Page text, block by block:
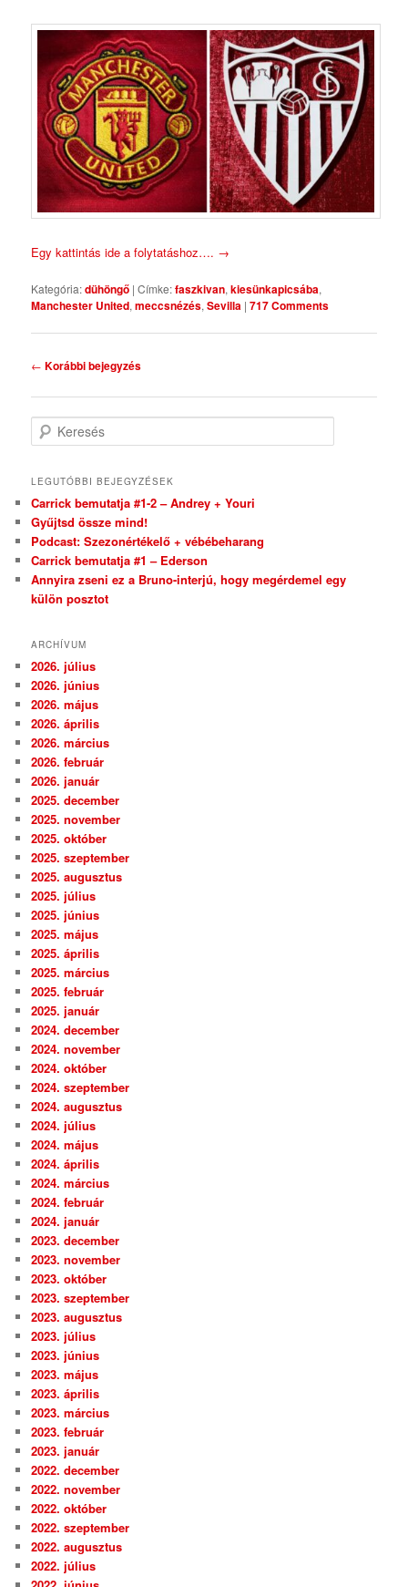
Egy kattintás ide a folytatáshoz…. →
Kategória:dühöngő |Címke:faszkivan,kiesünkapicsába,
Manchester United,meccsnézés,Sevilla |717 Comments
Bejegyzés navigáció
← Korábbi bejegyzés
Keresés
LEGUTÓBBI BEJEGYZÉSEK
Carrick bemutatja #1-2 – Andrey + Youri
Gyűjtsd össze mind!
Podcast: Szezonértékelő + vébébeharang
Carrick bemutatja #1 – Ederson
Annyira zseni ez a Bruno-interjú, hogy megérdemel egy
külön posztot
ARCHÍVUM
2026. július
2026. június
2026. május
2026. április
2026. március
2026. február
2026. január
2025. december
2025. november
2025. október
2025. szeptember
2025. augusztus
2025. július
2025. június
2025. május
2025. április
2025. március
2025. február
2025. január
2024. december
2024. november
2024. október
2024. szeptember
2024. augusztus
2024. július
2024. május
2024. április
2024. március
2024. február
2024. január
2023. december
2023. november
2023. október
2023. szeptember
2023. augusztus
2023. július
2023. június
2023. május
2023. április
2023. március
2023. február
2023. január
2022. december
2022. november
2022. október
2022. szeptember
2022. augusztus
2022. július